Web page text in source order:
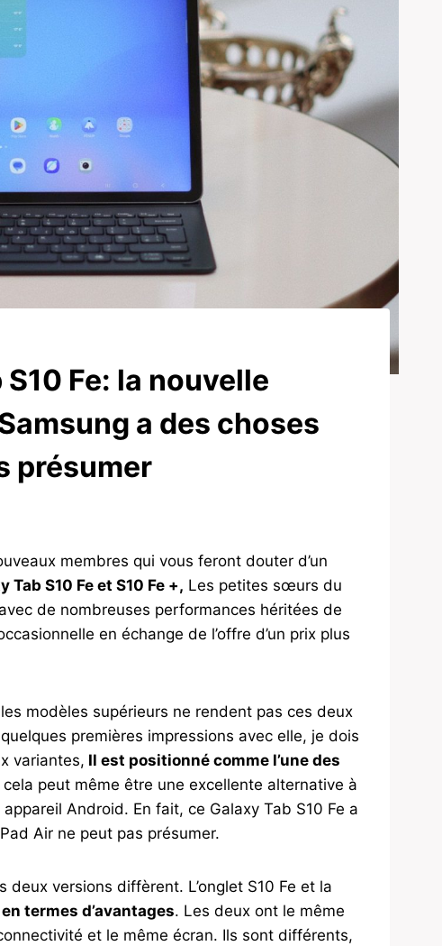
S10 Fe: la nouvelle
a des choses
présumer
membres qui vous feront douter d’un
Tab S10 Fe et S10 Fe +, Les petites sœurs du
de nombreuses performances héritées de
en échange de l’offre d’un prix plus
modèles supérieurs ne rendent pas ces deux
premières impressions avec elle, je dois
variantes, Il est positionné comme l’une des
cela peut même être une excellente alternative à
Android. En fait, ce Galaxy Tab S10 Fe a
Air ne peut pas présumer.
versions diffèrent. L’onglet S10 Fe et la
termes d’avantages. Les deux ont le même
et le même écran. Ils sont différents,